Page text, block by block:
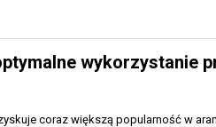
wykorzystanie
coraz większą popularność w